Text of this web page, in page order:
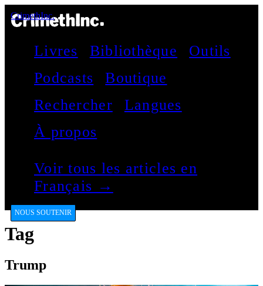
CrimethInc.
Livres Bibliothèque
Outils
Podcasts
Boutique
Rechercher
Langues
À propos
Voir tous les articles en
Français →
NOUS SOUTENIR
Tag
Trump